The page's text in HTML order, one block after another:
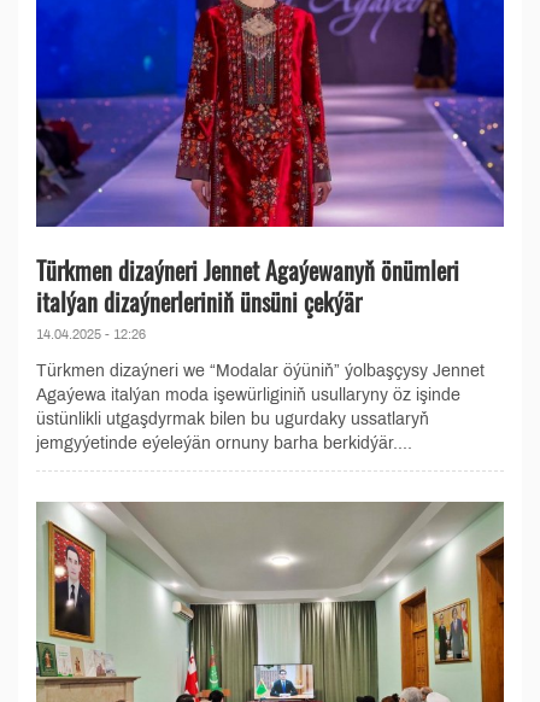
Türkmen dizaýneri Jennet Agaýewanyň önümleri
italýan dizaýnerleriniň ünsüni çekýär
14.04.2025 - 12:26
Türkmen dizaýneri we “Modalar öýüniň” ýolbaşçysy Jennet
Agaýewa italýan moda işewürliginiň usullaryny öz işinde
üstünlikli utgaşdyrmak bilen bu ugurdaky ussatlaryň
jemgyýetinde eýeleýän ornuny barha berkidýär....